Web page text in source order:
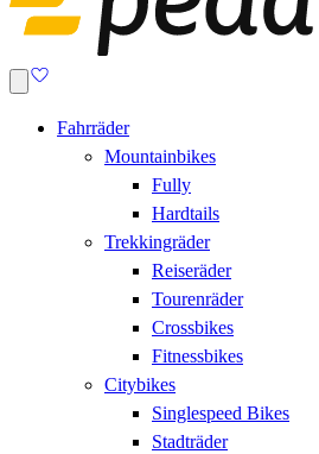
Fahrräder
Mountainbikes
Fully
Hardtails
Trekkingräder
Reiseräder
Tourenräder
Crossbikes
Fitnessbikes
Citybikes
Singlespeed Bikes
Stadträder